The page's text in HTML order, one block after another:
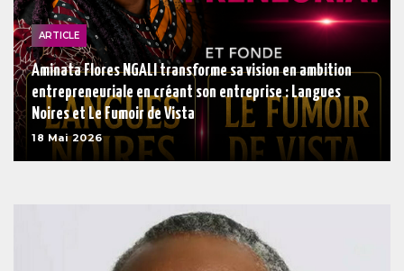
ARTICLE
Aminata Flores NGALI transforme sa vision en ambition
entrepreneuriale en créant son entreprise : Langues
Noires et Le Fumoir de Vista
18 Mai 2026